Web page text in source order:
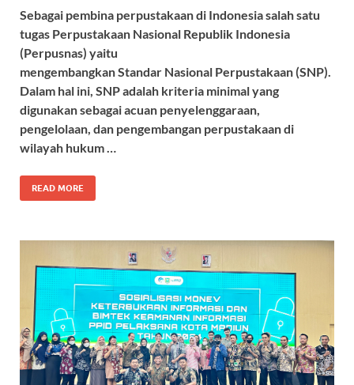
Sebagai pembina perpustakaan di Indonesia salah satu
tugas Perpustakaan Nasional Republik Indonesia
(Perpusnas) yaitu
mengembangkan Standar Nasional Perpustakaan (SNP).
Dalam hal ini, SNP adalah kriteria minimal yang
digunakan sebagai acuan penyelenggaraan,
pengelolaan, dan pengembangan perpustakaan di
wilayah hukum …
READ MORE